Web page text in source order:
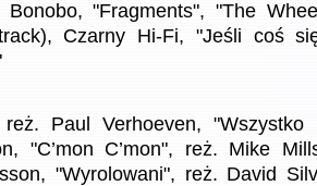
Bonobo, "Fragments", "The
Czarny Hi-Fi, "Jeśli coś
reż. Paul Verhoeven, "Wszystko
"C’mon C’mon", reż. Mike
"Wyrolowani", reż. David